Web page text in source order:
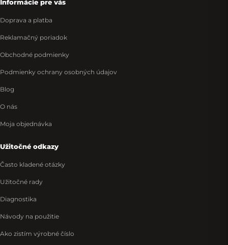
Informácie pre vás
Doprava a platba
Reklamačný poriadok
Obchodné podmienky
Podmienky ochrany osobných údajov
Blog
O nás
Moja objednávka
Užitočné odkazy
Často kladené otázky
Užitočné rady
Diagnostika
Návody na použitie
Ako zistím výrobné číslo